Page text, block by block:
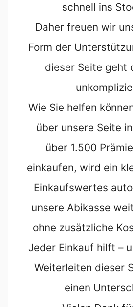
schnell ins
Daher freuen wir
Form der
dieser Seite geht
Wie Sie helfen
über unsere Seite
über 1.500
einkaufen, wird ein
Einkaufswertes
unsere Abikasse
ohne zusätzliche
Jeder Einkauf hilft –
Weiterleiten dieser
einen